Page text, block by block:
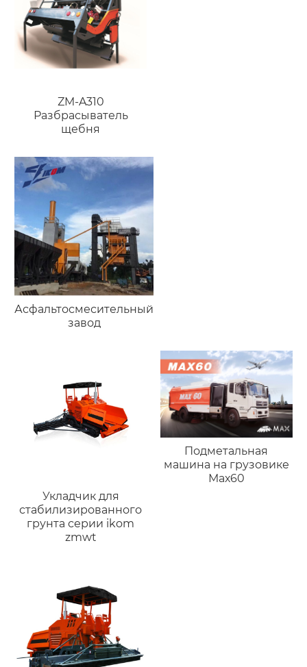
ZM-A310
Разбрасыватель
щебня
Асфальтосмесительный
завод
Укладчик для
стабилизированного
грунта серии ikom
zmwt
Подметальная
машина на грузовике
Мах60